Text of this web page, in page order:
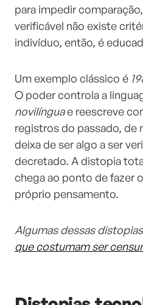
para impedir
verificável não existe
indivíduo, então, é
Um exemplo clássico é
O poder controla a
novilínguae reescreve
registros do passado, de
deixa de ser algo a ser
decretado. A distopia
chega ao ponto de fazer
próprio pensamento.
Algumas dessas
que costumam ser